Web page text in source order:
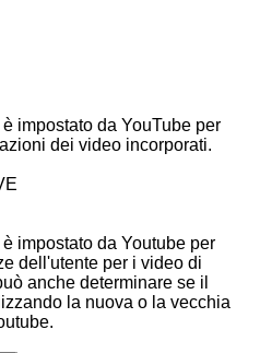
impostato da YouTube per
dei video incorporati.
impostato da Youtube per
dell'utente per i video di
anche determinare se il
la nuova o la vecchia